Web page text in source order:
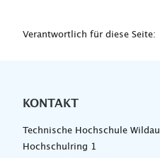
Verantwortlich für diese Seite:
KONTAKT
Technische Hochschule Wildau
Hochschulring 1